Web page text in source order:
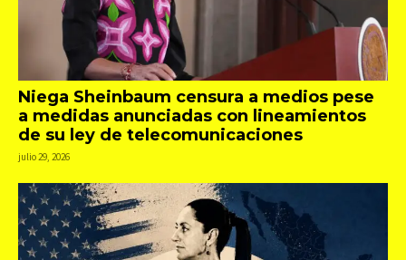
Niega Sheinbaum censura a medios pese
a medidas anunciadas con lineamientos
de su ley de telecomunicaciones
julio 29, 2026